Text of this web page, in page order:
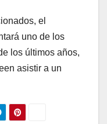
el
uno de los
los últimos años,
asistir a un